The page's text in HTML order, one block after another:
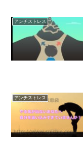
アンチストレス
アンチストレス